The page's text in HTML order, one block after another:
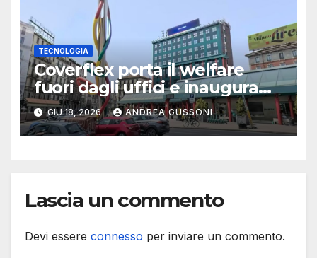
TECNOLOGIA
Coverflex porta il welfare
fuori dagli uffici e inaugura
“The Flex Hub” a Milano
Cadorna
GIU 18, 2026 ANDREA GUSSONI
Lascia un commento
Devi essere connesso per inviare un commento.